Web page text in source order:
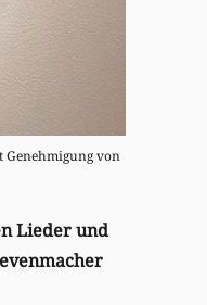
von
Lieder und